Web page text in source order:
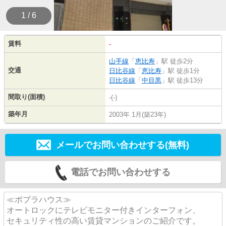
1 / 6
賃料 -
交通
山手線 「 恵比寿 」駅 徒歩2分
日比谷線 「 恵比寿 」駅 徒歩1分
日比谷線 「 中目黒 」駅 徒歩13分
間取り(面積) -(-)
築年月 2003年 1月(築23年)
メールでお問い合わせする(無料)
電話でお問い合わせする
≪ポプラハウス≫
オートロックにテレビモニター付きインターフォン、
セキュリティ性の高い賃貸マンションのご紹介です。